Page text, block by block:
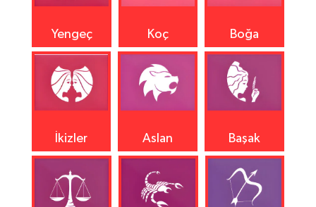
Yengeç Koç Boğa
İkizler Aslan Başak